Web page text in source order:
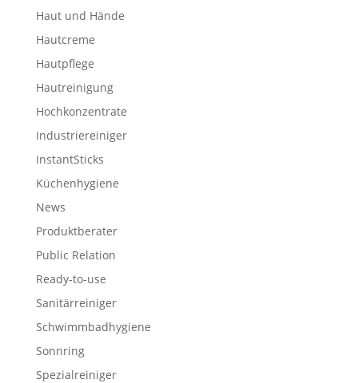
Haut und Hände
Hautcreme
Hautpflege
Hautreinigung
Hochkonzentrate
Industriereiniger
InstantSticks
Küchenhygiene
News
Produktberater
Public Relation
Ready-to-use
Sanitärreiniger
Schwimmbadhygiene
Sonnring
Spezialreiniger